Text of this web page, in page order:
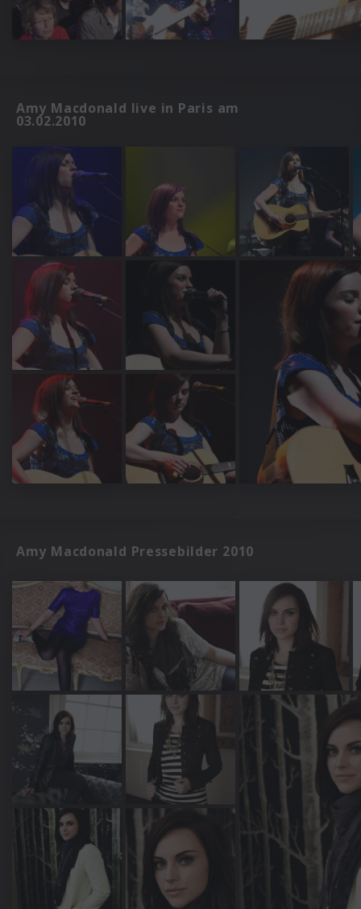
Amy Macdonald live in Paris am
03.02.2010
Amy Macdonald Pressebilder 2010